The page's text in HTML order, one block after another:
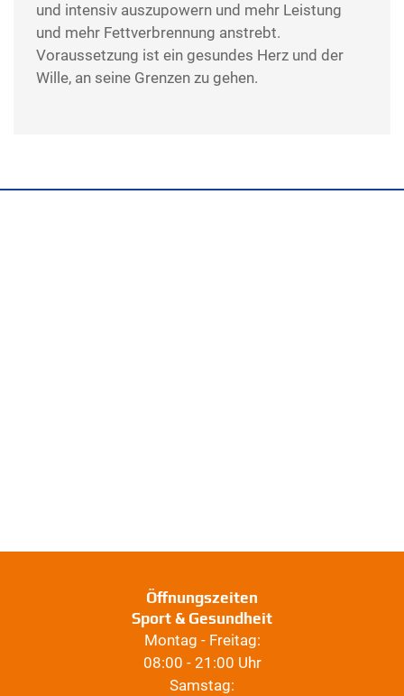
und intensiv auszupowern und mehr Leistung
und mehr Fettverbrennung anstrebt.
Voraussetzung ist ein gesundes Herz und der
Wille, an seine Grenzen zu gehen.
Öffnungszeiten
Sport & Gesundheit
Montag - Freitag:
08:00 - 21:00 Uhr
Samstag: